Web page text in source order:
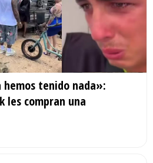
tenido nada»:
les compran una